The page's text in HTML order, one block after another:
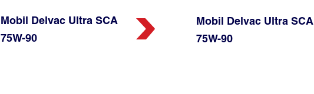
Mobil Delvac Ultra SCA
75W-90
Mobil Delvac Ultra SCA
75W-90